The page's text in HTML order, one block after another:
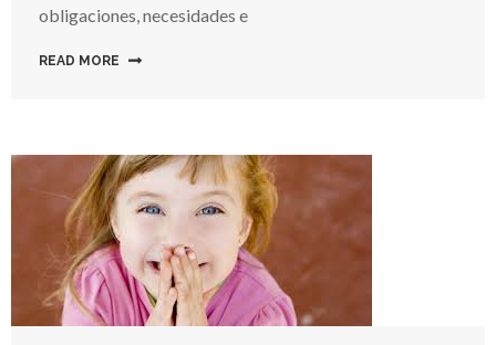
obligaciones, necesidades e
READ MORE